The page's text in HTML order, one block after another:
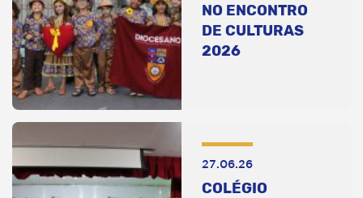
NO ENCONTRO
DE CULTURAS
2026
27.06.26
COLÉGIO